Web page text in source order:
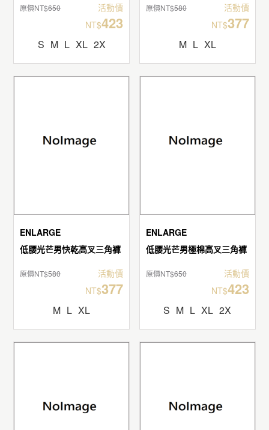
原價NT$650
活動價
NT$423
S M L XL 2X
原價NT$580
活動價
NT$377
M L XL
ENLARGE
低腰光芒男快乾高叉三角褲
原價NT$580
活動價
NT$377
M L XL
ENLARGE
低腰光芒男極棉高叉三角褲
原價NT$650
活動價
NT$423
S M L XL 2X